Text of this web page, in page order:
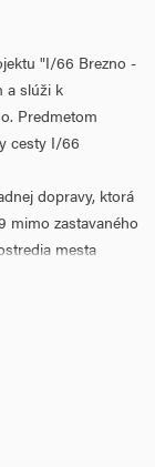
"I/66 Brezno -
a slúži k
Predmetom
cesty I/66
dopravy, ktorá
mimo zastavaného
mesta
ciest
prenájom